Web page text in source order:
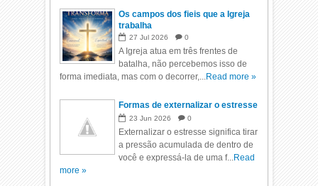
Os campos dos fieis que a Igreja
trabalha
27 Jul 2026 0
A Igreja atua em três frentes de
batalha, não percebemos isso de
forma imediata, mas com o decorrer,...Read more »
Formas de externalizar o estresse
23 Jun 2026 0
Externalizar o estresse significa tirar
a pressão acumulada de dentro de
você e expressá-la de uma f...Read
more »